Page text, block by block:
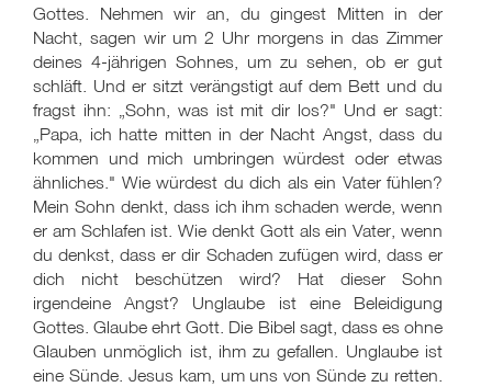
Gottes. Nehmen wir an, du gingest Mitten in der
Nacht, sagen wir um 2 Uhr morgens in das Zimmer
deines 4-jährigen Sohnes, um zu sehen, ob er gut
schläft. Und er sitzt verängstigt auf dem Bett und du
fragst ihn: „Sohn, was ist mit dir los?" Und er sagt:
„Papa, ich hatte mitten in der Nacht Angst, dass du
kommen und mich umbringen würdest oder etwas
ähnliches." Wie würdest du dich als ein Vater fühlen?
Mein Sohn denkt, dass ich ihm schaden werde, wenn
er am Schlafen ist. Wie denkt Gott als ein Vater, wenn
du denkst, dass er dir Schaden zufügen wird, dass er
dich nicht beschützen wird? Hat dieser Sohn
irgendeine Angst? Unglaube ist eine Beleidigung
Gottes. Glaube ehrt Gott. Die Bibel sagt, dass es ohne
Glauben unmöglich ist, ihm zu gefallen. Unglaube ist
eine Sünde. Jesus kam, um uns von Sünde zu retten.